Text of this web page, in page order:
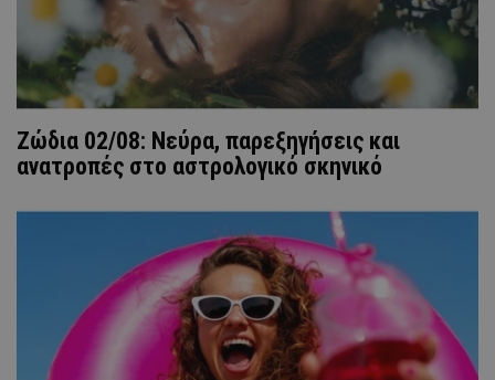
Ζώδια 02/08: Νεύρα, παρεξηγήσεις και
ανατροπές στο αστρολογικό σκηνικό